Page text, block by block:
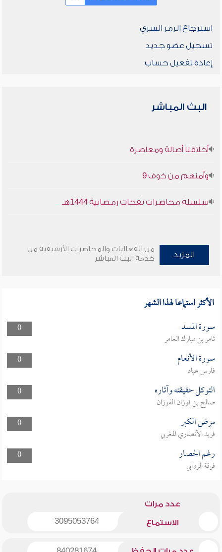
استرجاع الرمز السري
تسجيل عضو جديد
إعادة تفعيل حساب
البث المباشر
أخلاقنا أصالة ومعاصرة
وأمنهم من خوف 9
سلسلة محاضرات نفحات رمضانية 1444هـ
المزيد
من الفعاليات والمحاضرات الأرشيفية من
خدمة البث المباشر
الأكثر استماعا لهذا الشهر
0 سورة المسد
ثامر بن مبارك العامر
0
سورة الأنعام
فارس عباد
0
التوكل حقيقته وآثاره
صالح بن فوزان الفوزان
0
مرض الكبر
فريد الأنصاري المغربي
0
رغم الحصار
فرقة الروابي
عدد مرات
الاستماع 3095053764